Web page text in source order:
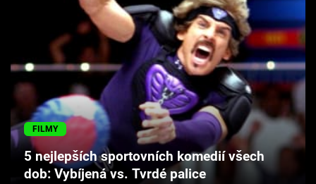
Seriály
Hry
Cool Esport
Pořady
FILMY
5 nejlepších sportovních komedií všech
dob: Vybíjená vs. Tvrdé palice